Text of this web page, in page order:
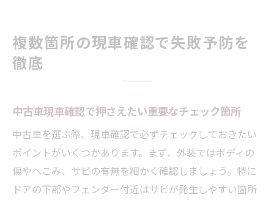
複数箇所の現車確認で失敗予防を
徹底
中古車現車確認で押さえたい重要なチェック箇所
中古車を選ぶ際、現車確認で必ずチェックしておきたい
ポイントがいくつかあります。まず、外装ではボディの
傷やへこみ、サビの有無を細かく確認しましょう。特に
ドアの下部やフェンダー付近はサビが発生しやすい箇所